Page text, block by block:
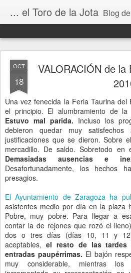
... el Toro de la Jota Blog
OCT
18
VALORACIÓN de
Una vez fenecida la Feria Taurina
el principio. El alumbramiento de
Estuvo mal parida. Incluso los
debieron quedar muy
justificaciones que se dieron. Sobre
mercadillo. De saldo. Sobretodo en
Demasiadas ausencias e
Desafortunadamente, los hechos
presagios.
El Ayuntamiento de Zaragoza ha
asistentes medio por día en la plaza
Pobre, muy pobre. Para llegar a
contar la de rejones que rozó el
dos o tres días (días 10, 11 y
aceptables, el resto de las tardes
entradas paupérrimas. El bajón
muy considerable, mientras los